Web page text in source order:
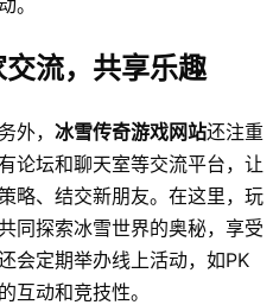
流，共享乐趣
外， 冰雪传奇游戏网站还注重
论坛和聊天室等交流平台，让
略、结交新朋友。在这里，玩
同探索冰雪世界的奥秘，享受
会定期举办线上活动，如PK
互动和竞技性。